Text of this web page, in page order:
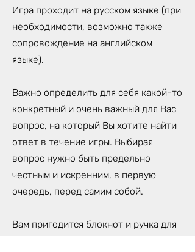
Игра проходит на русском языке (при
необходимости, возможно также
сопровождение на английском
языке).
Важно определить для себя какой-то
конкретный и очень важный для Вас
вопрос, на который Вы хотите найти
ответ в течение игры. Выбирая
вопрос нужно быть предельно
честным и искренним, в первую
очередь, перед самим собой.
Вам пригодится блокнот и ручка для